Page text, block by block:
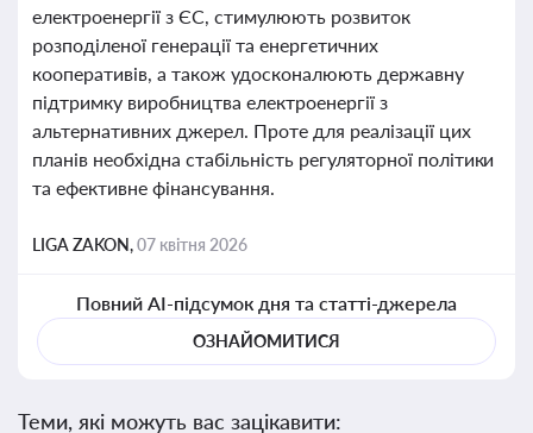
електроенергії з ЄС, стимулюють розвиток
розподіленої генерації та енергетичних
кооперативів, а також удосконалюють державну
підтримку виробництва електроенергії з
альтернативних джерел. Проте для реалізації цих
планів необхідна стабільність регуляторної політики
та ефективне фінансування.
LIGA ZAKON,07 квітня 2026
Повний AI-підсумок дня та статті-джерела
ОЗНАЙОМИТИСЯ
Теми, які можуть вас зацікавити: